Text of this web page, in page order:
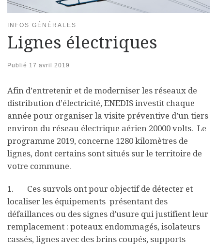
INFOS GÉNÉRALES
Lignes électriques
Publié 17 avril 2019
Afin d’entretenir et de moderniser les réseaux de
distribution d’électricité, ENEDIS investit chaque
année pour organiser la visite préventive d’un tiers
environ du réseau électrique aérien 20000 volts. Le
programme 2019, concerne 1280 kilomètres de
lignes, dont certains sont situés sur le territoire de
votre commune.
1. Ces survols ont pour objectif de détecter et
localiser les équipements présentant des
défaillances ou des signes d’usure qui justifient leur
remplacement : poteaux endommagés, isolateurs
cassés, lignes avec des brins coupés, supports